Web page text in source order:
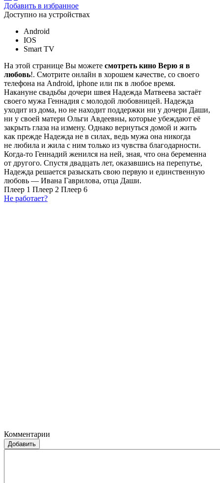
Добавить в избранное
Доступно на устройствах
Android
IOS
Smart TV
На этой странице Вы можете смотреть кино Верю я в
любовь!. Смотрите онлайн в хорошем качестве, со своего
телефона на Android, iphone или пк в любое время.
Накануне свадьбы дочери швея Надежда Матвеева застаёт
своего мужа Геннадия с молодой любовницей. Надежда
уходит из дома, но не находит поддержки ни у дочери Даши,
ни у своей матери Ольги Авдеевны, которые убеждают её
закрыть глаза на измену. Однако вернуться домой и жить
как прежде Надежда не в силах, ведь мужа она никогда
не любила и жила с ним только из чувства благодарности.
Когда-то Геннадий женился на ней, зная, что она беременна
от другого. Спустя двадцать лет, оказавшись на перепутье,
Надежда решается разыскать свою первую и единственную
любовь — Ивана Гаврилова, отца Даши.
Плеер 1 Плеер 2 Плеер 6
Не работает?
Комментарии
Добавить